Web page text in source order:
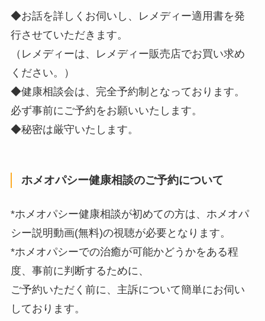
◆お話を詳しくお伺いし、レメディー適用書を発
行させていただきます。
（レメディーは、レメディー販売店でお買い求め
ください。）
◆健康相談会は、完全予約制となっております。
必ず事前にご予約をお願いいたします。
◆秘密は厳守いたします。
ホメオパシー健康相談のご予約について
*ホメオパシー健康相談が初めての方は、ホメオパ
シー説明動画(無料)の視聴が必要となります。
*ホメオパシーでの治癒が可能かどうかをある程
度、事前に判断するために、
ご予約いただく前に、主訴について簡単にお伺い
しております。